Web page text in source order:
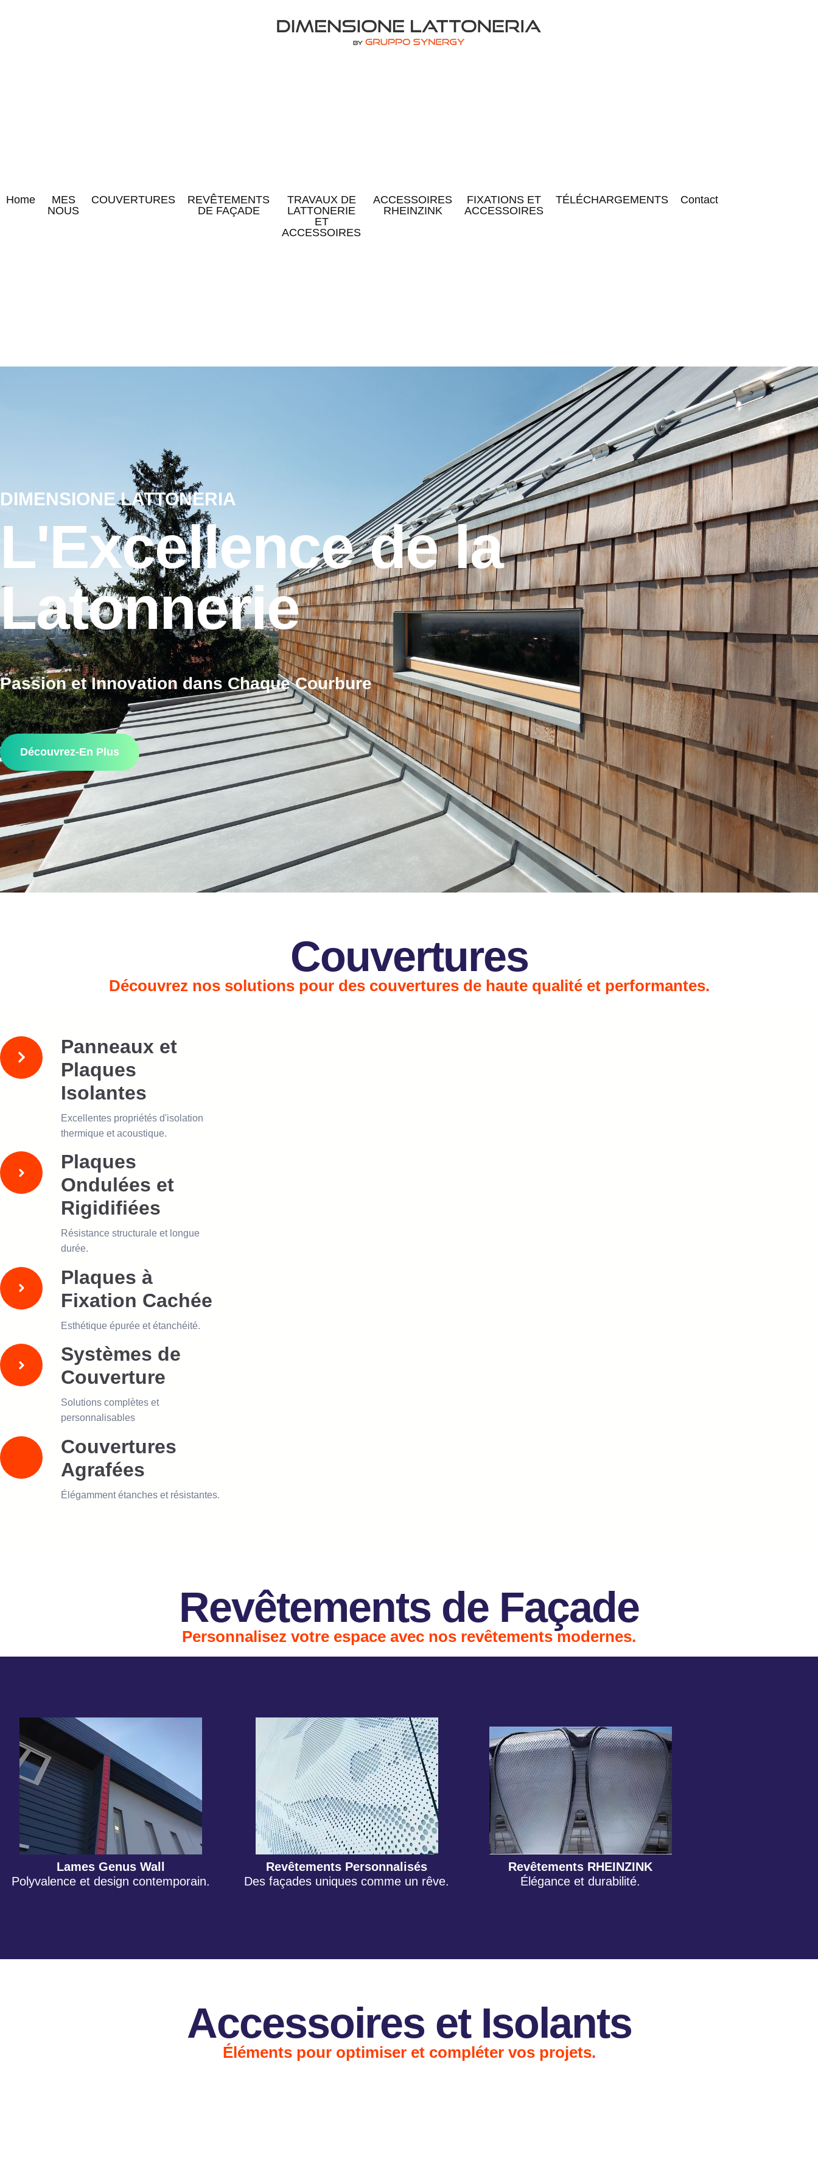
Home
MES
NOUS
COUVERTURES
REVÊTEMENTS
DE FAÇADE
TRAVAUX DE
LATTONERIE
ET
ACCESSOIRES
ACCESSOIRES
RHEINZINK
FIXATIONS ET
ACCESSOIRES
TÉLÉCHARGEMENTS Contact
DIMENSIONE LATTONERIA
L'Excellence de la
Latonnerie
Passion et Innovation dans Chaque Courbure
Découvrez-En Plus
Couvertures
Découvrez nos solutions pour des couvertures de haute qualité et performantes.
Panneaux et
Plaques
Isolantes
Excellentes propriétés d'isolation
thermique et acoustique.
Plaques
Ondulées et
Rigidifiées
Résistance structurale et longue
durée.
Plaques à
Fixation Cachée
Esthétique épurée et étanchéité.
Systèmes de
Couverture
Solutions complètes et
personnalisables
Couvertures
Agrafées
Élégamment étanches et résistantes.
Revêtements de Façade
Personnalisez votre espace avec nos revêtements modernes.
Lames Genus Wall
Polyvalence et design contemporain.
Revêtements Personnalisés
Des façades uniques comme un rêve.
Revêtements RHEINZINK
Élégance et durabilité.
Accessoires et Isolants
Éléments pour optimiser et compléter vos projets.